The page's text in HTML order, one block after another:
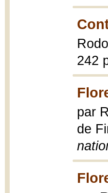
242
par
de